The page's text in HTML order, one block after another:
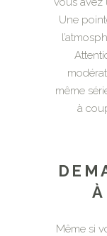
Une
même
à
Même si